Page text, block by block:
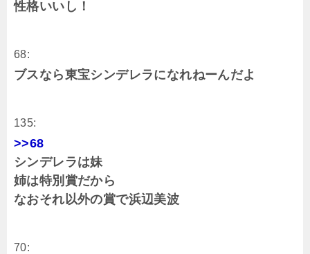
性格いいし！
68:
ブスなら東宝シンデレラになれねーんだよ
135:
>>68
シンデレラは妹
姉は特別賞だから
なおそれ以外の賞で浜辺美波
70: